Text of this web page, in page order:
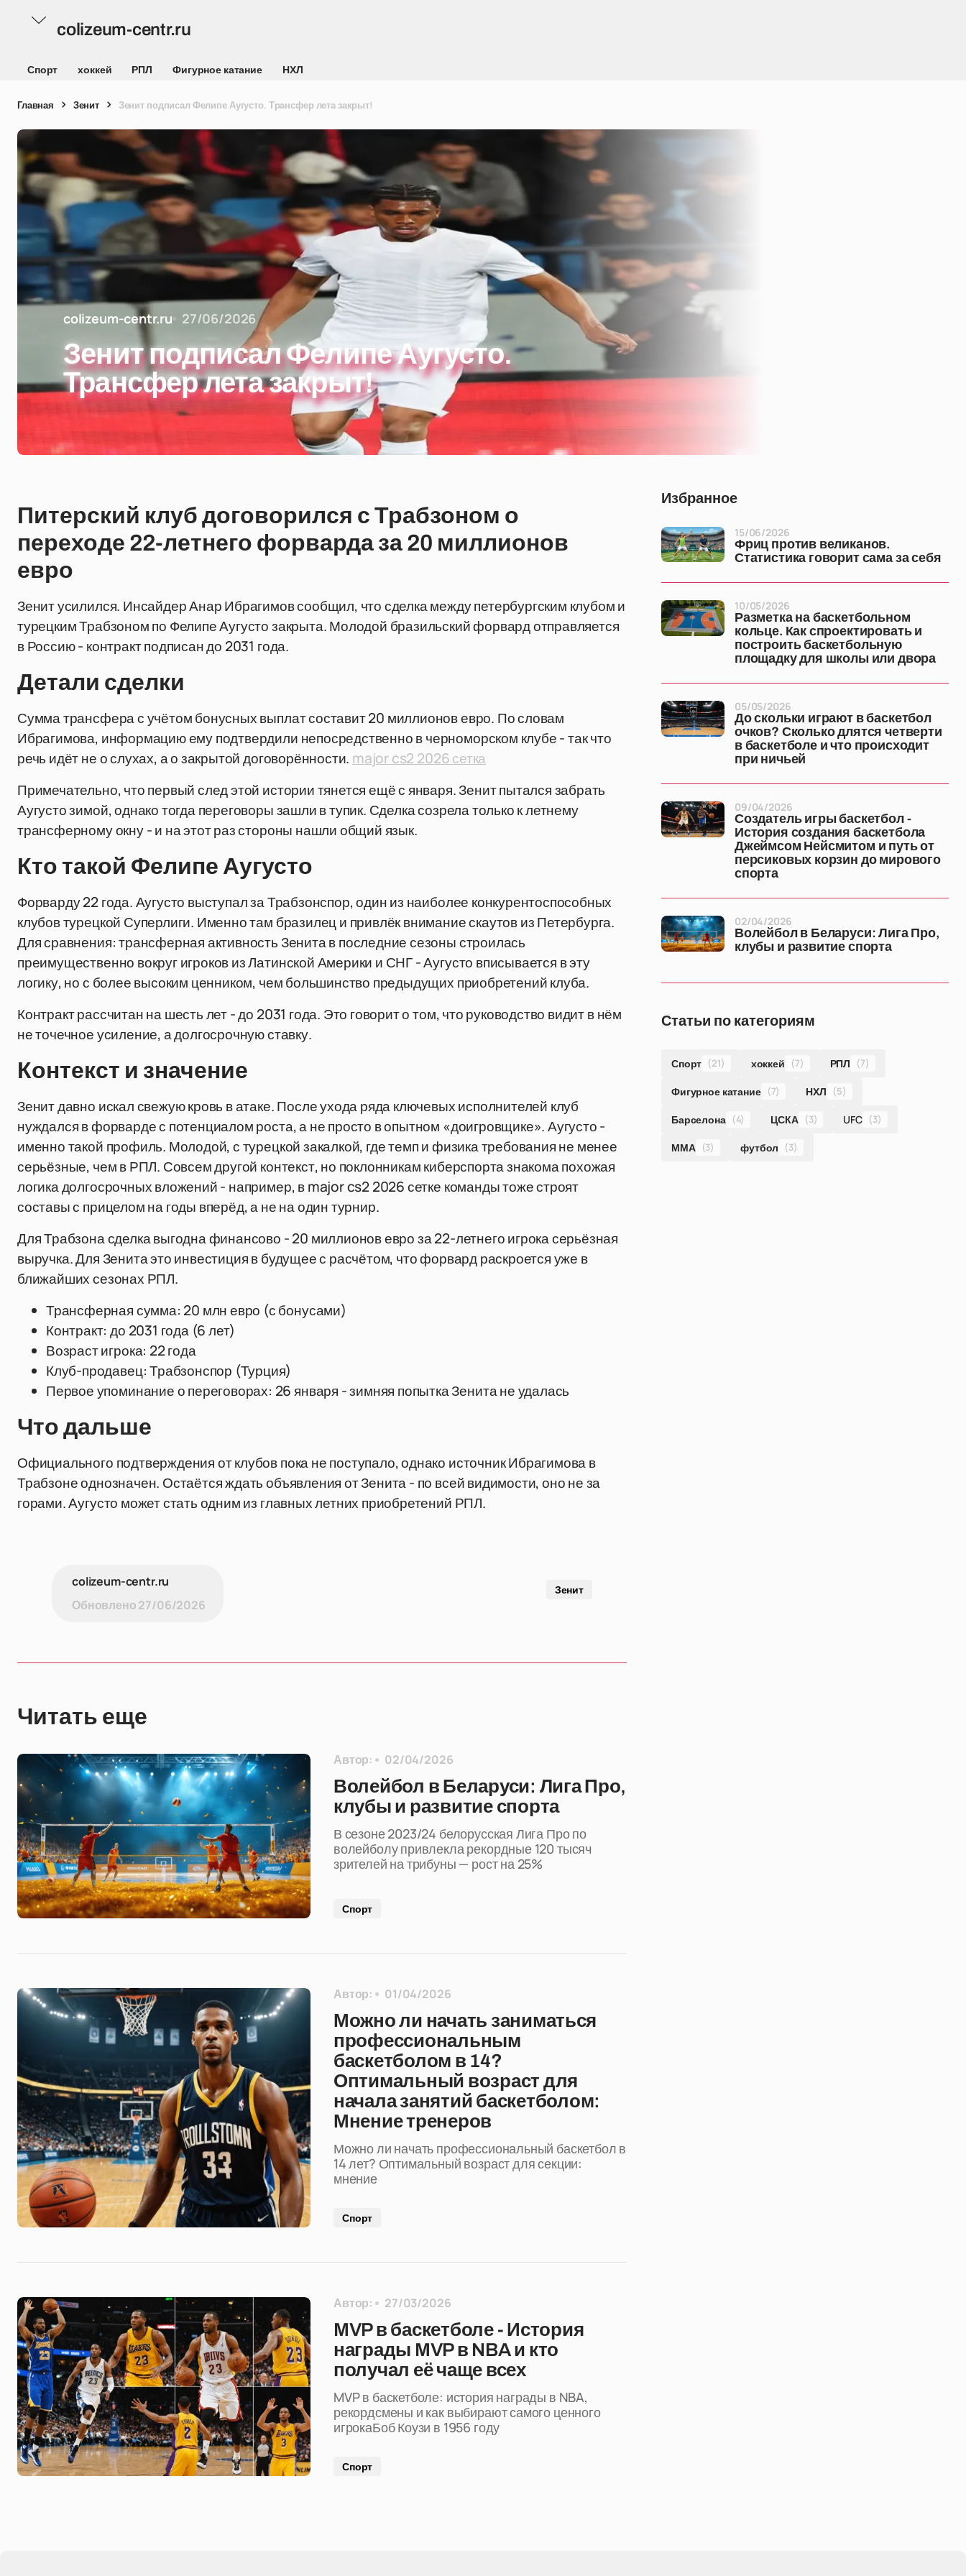
colizeum-centr.ru
Спорт хоккей РПЛ Фигурное катание НХЛ
Главная Зенит Зенит подписал Фелипе Аугусто. Трансфер лета закрыт!
colizeum-centr.ru 27/06/2026
Зенит подписал Фелипе Аугусто.
Трансфер лета закрыт!
Питерский клуб договорился с Трабзоном о
переходе 22-летнего форварда за 20 миллионов
евро
Зенит усилился. Инсайдер Анар Ибрагимов сообщил, что сделка между петербургским клубом и
турецким Трабзоном по Фелипе Аугусто закрыта. Молодой бразильский форвард отправляется
в Россию - контракт подписан до 2031 года.
Детали сделки
Сумма трансфера с учётом бонусных выплат составит 20 миллионов евро. По словам
Ибрагимова, информацию ему подтвердили непосредственно в черноморском клубе - так что
речь идёт не о слухах, а о закрытой договорённости. major cs2 2026 сетка
Примечательно, что первый след этой истории тянется ещё с января. Зенит пытался забрать
Аугусто зимой, однако тогда переговоры зашли в тупик. Сделка созрела только к летнему
трансферному окну - и на этот раз стороны нашли общий язык.
Кто такой Фелипе Аугусто
Форварду 22 года. Аугусто выступал за Трабзонспор, один из наиболее конкурентоспособных
клубов турецкой Суперлиги. Именно там бразилец и привлёк внимание скаутов из Петербурга.
Для сравнения: трансферная активность Зенита в последние сезоны строилась
преимущественно вокруг игроков из Латинской Америки и СНГ - Аугусто вписывается в эту
логику, но с более высоким ценником, чем большинство предыдущих приобретений клуба.
Контракт рассчитан на шесть лет - до 2031 года. Это говорит о том, что руководство видит в нём
не точечное усиление, а долгосрочную ставку.
Контекст и значение
Зенит давно искал свежую кровь в атаке. После ухода ряда ключевых исполнителей клуб
нуждался в форварде с потенциалом роста, а не просто в опытном «доигровщике». Аугусто -
именно такой профиль. Молодой, с турецкой закалкой, где темп и физика требования не менее
серьёзные, чем в РПЛ. Совсем другой контекст, но поклонникам киберспорта знакома похожая
логика долгосрочных вложений - например, в major cs2 2026 сетке команды тоже строят
составы с прицелом на годы вперёд, а не на один турнир.
Для Трабзона сделка выгодна финансово - 20 миллионов евро за 22-летнего игрока серьёзная
выручка. Для Зенита это инвестиция в будущее с расчётом, что форвард раскроется уже в
ближайших сезонах РПЛ.
Трансферная сумма: 20 млн евро (с бонусами)
Контракт: до 2031 года (6 лет)
Возраст игрока: 22 года
Клуб-продавец: Трабзонспор (Турция)
Первое упоминание о переговорах: 26 января - зимняя попытка Зенита не удалась
Что дальше
Официального подтверждения от клубов пока не поступало, однако источник Ибрагимова в
Трабзоне однозначен. Остаётся ждать объявления от Зенита - по всей видимости, оно не за
горами. Аугусто может стать одним из главных летних приобретений РПЛ.
colizeum-centr.ru
Обновлено27/06/2026
Зенит
Читать еще
Автор: 02/04/2026
Волейбол в Беларуси: Лига Про,
клубы и развитие спорта
В сезоне 2023/24 белорусская Лига Про по
волейболу привлекла рекордные 120 тысяч
зрителей на трибуны — рост на 25%
Спорт
Автор: 01/04/2026
Можно ли начать заниматься
профессиональным
баскетболом в 14?
Оптимальный возраст для
начала занятий баскетболом:
Мнение тренеров
Можно ли начать профессиональный баскетбол в
14 лет? Оптимальный возраст для секции:
мнение
Спорт
Автор: 27/03/2026
MVP в баскетболе - История
награды MVP в NBA и кто
получал её чаще всех
MVP в баскетболе: история награды в NBA,
рекордсмены и как выбирают самого ценного
игрокаБоб Коузи в 1956 году
Спорт
Избранное
Фриц против великанов.
Статистика говорит сама за себя
15/06/2026
Разметка на баскетбольном
кольце. Как спроектировать и
построить баскетбольную
площадку для школы или двора
10/05/2026
До скольки играют в баскетбол
очков? Сколько длятся четверти
в баскетболе и что происходит
при ничьей
05/05/2026
Создатель игры баскетбол -
История создания баскетбола
Джеймсом Нейсмитом и путь от
персиковых корзин до мирового
спорта
09/04/2026
Волейбол в Беларуси: Лига Про,
клубы и развитие спорта
02/04/2026
Статьи по категориям
Спорт (21) хоккей (7) РПЛ (7)
Фигурное катание (7) НХЛ (5)
Барселона (4) ЦСКА (3) UFC (3)
ММА (3) футбол (3)